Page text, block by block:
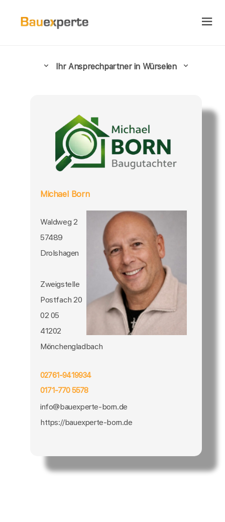
Ihr Ansprechpartner in Würselen
Michael Born
Waldweg 2
57489
Drolshagen
Zweigstelle
Postfach 20
02 05
41202
Mönchengladbach
02761-9419934
0171-770 5578
info@bauexperte-born.de
https://bauexperte-born.de